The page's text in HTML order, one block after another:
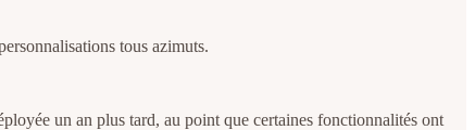
tous azimuts.
un an plus tard, au point que certaines fonctionnalités ont